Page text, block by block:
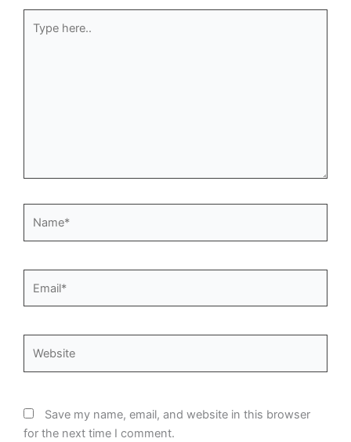
here..
Save my name, email, and website in this browser
for the next time I comment.